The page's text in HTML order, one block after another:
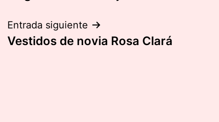
Entrada siguiente
Vestidos de novia Rosa Clará